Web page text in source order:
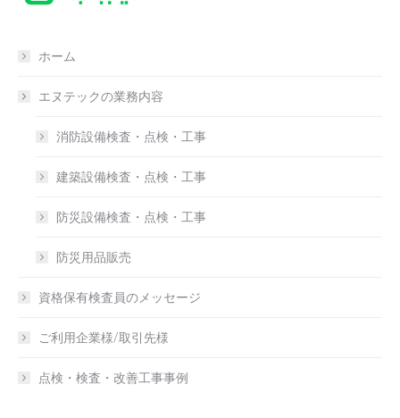
ホーム
エヌテックの業務内容
消防設備検査・点検・工事
建築設備検査・点検・工事
防災設備検査・点検・工事
防災用品販売
資格保有検査員のメッセージ
ご利用企業様/取引先様
点検・検査・改善工事事例